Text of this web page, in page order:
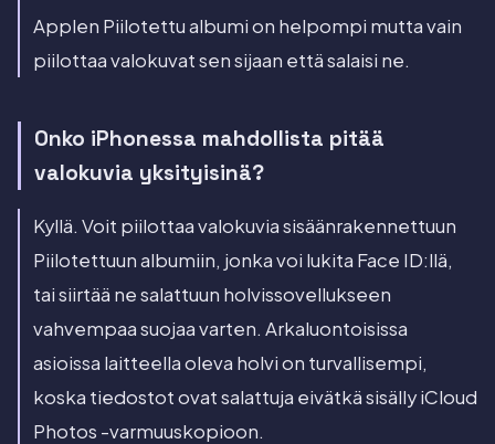
Applen Piilotettu albumi on helpompi mutta vain
piilottaa valokuvat sen sijaan että salaisi ne.
Onko iPhonessa mahdollista pitää
valokuvia yksityisinä?
Kyllä. Voit piilottaa valokuvia sisäänrakennettuun
Piilotettuun albumiin, jonka voi lukita Face ID:llä,
tai siirtää ne salattuun holvissovellukseen
vahvempaa suojaa varten. Arkaluontoisissa
asioissa laitteella oleva holvi on turvallisempi,
koska tiedostot ovat salattuja eivätkä sisälly iCloud
Photos -varmuuskopioon.